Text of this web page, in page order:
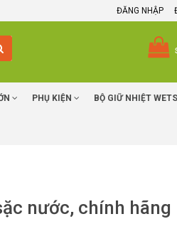
ĐĂNG NHẬP
PHỤ KIỆN BỘ GIỮ NHIỆT
nước, chính hãng